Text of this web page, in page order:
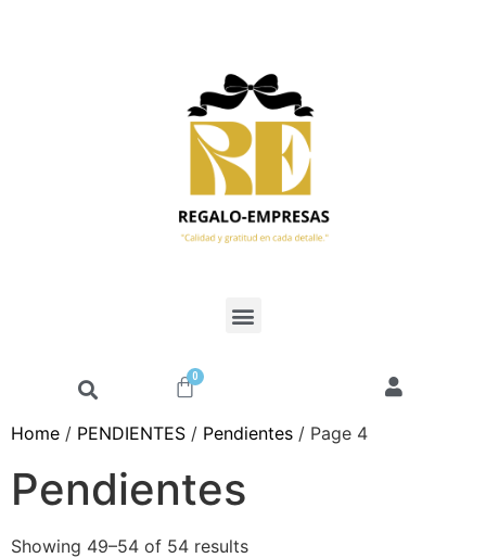
0
Home / PENDIENTES / Pendientes / Page 4
Pendientes
Showing 49–54 of 54 results